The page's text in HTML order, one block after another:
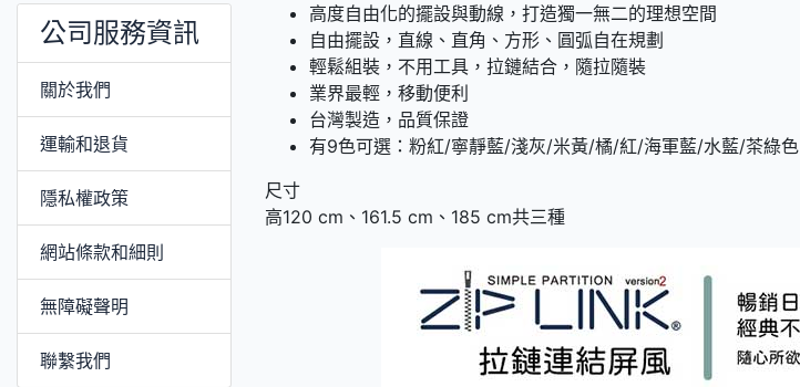
公司服務資訊
關於我們
運輸和退貨
隱私權政策
網站條款和細則
無障礙聲明
聯繫我們
高度自由化的擺設與動線，打造獨一無二的理想空間
自由擺設，直線、直角、方形、圓弧自在規劃
輕鬆組裝，不用工具，拉鏈結合，隨拉隨裝
業界最輕，移動便利
台灣製造，品質保證
有9色可選：粉紅/寧靜藍/淺灰/米黃/橘/紅/海軍藍/水藍/茶綠色
尺寸
高120 cm、161.5 cm、185 cm共三種